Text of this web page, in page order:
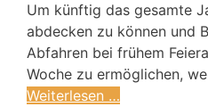
Um künftig das gesamte
abdecken zu können und
Abfahren bei frühem
Woche zu ermöglichen,
Weiterlesen …